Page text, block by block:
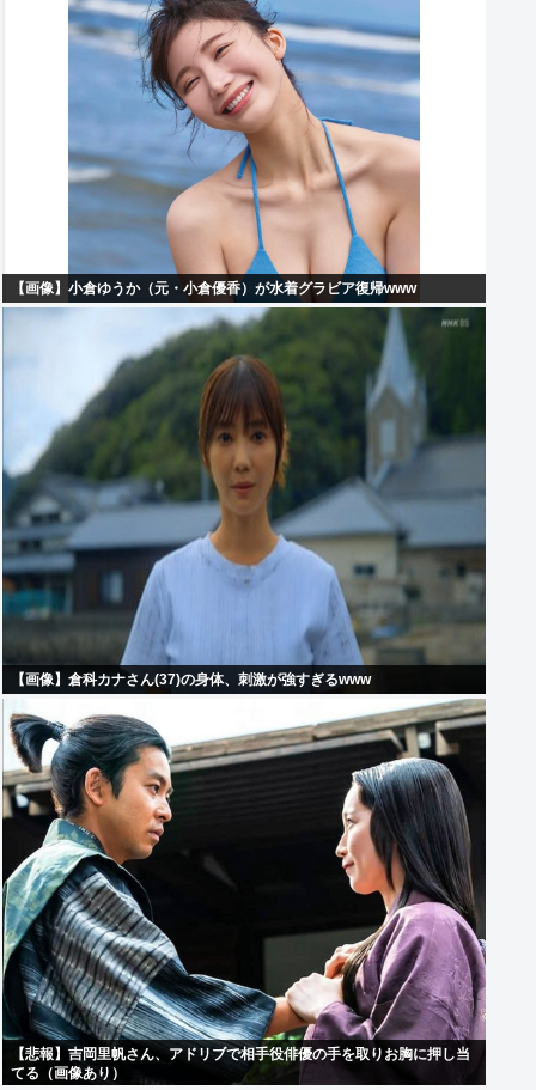
【画像】小倉ゆうか（元・小倉優香）が水着グラビア復帰www
【画像】倉科カナさん(37)の身体、刺激が強すぎるwww
【悲報】吉岡里帆さん、アドリブで相手役俳優の手を取りお胸に押し当
てる（画像あり）